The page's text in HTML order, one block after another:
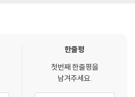
한줄평
첫번째 한줄평을
남겨주세요.